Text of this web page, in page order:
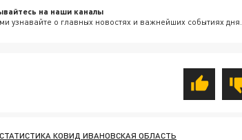
на наши каналы
узнавайте о главных новостях и важнейших событиях дня.
СТАТИСТИКА КОВИД ИВАНОВСКАЯ ОБЛАСТЬ